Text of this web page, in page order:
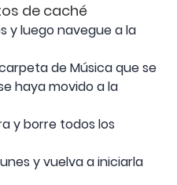
de caché
y luego navegue a la
de Música que se
haya movido a la
y borre todos los
y vuelva a iniciarla